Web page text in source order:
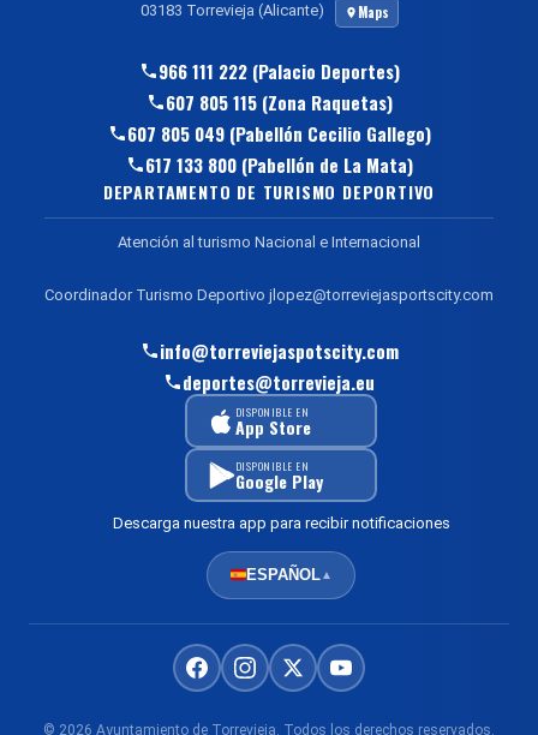
03183 Torrevieja (Alicante) Maps
966 111 222 (Palacio Deportes)
607 805 115 (Zona Raquetas)
607 805 049 (Pabellón Cecilio Gallego)
617 133 800 (Pabellón de La Mata)
DEPARTAMENTO DE TURISMO DEPORTIVO
Atención al turismo Nacional e Internacional
Coordinador Turismo Deportivo jlopez@torreviejasportscity.com
info@torreviejaspotscity.com
deportes@torrevieja.eu
DISPONIBLE EN
App Store
DISPONIBLE EN
Google Play
Descarga nuestra app para recibir notificaciones
ESPAÑOL▲
© 2026 Ayuntamiento de Torrevieja. Todos los derechos reservados.